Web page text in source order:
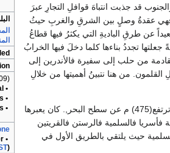
• Total
• Ethnicities
• Religions
)
قد جذبت انتباهَ قوافلِ التجارِ عبرَ
، فهي عقدةُ وصلٍ بين الشرقِ والغربِ حيثُ
عن طرقِ الباديةِ التي يكثرُ فيها قطاعُ
تجددُ بناءها كلما دخلَ فيها الخرابُ
من حلب إلى سفيرة فالأندرين إلى
من هنا نتبينُ أهميتها من خلالِ
(33) كم وتقع إلى الشمال الشرقي منها, مبنية على هضبة ترتفع(475) م عن سطح البحر,. كان يعبرها
فأسريا فالسلمية فالرستن فالقريتين
حيث يلتقي بالطريق الأول في